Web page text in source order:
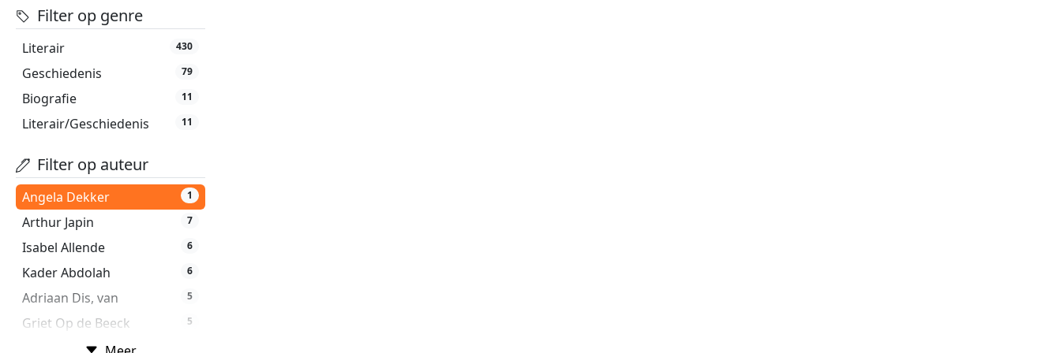
Filter op genre
Literair 430
Geschiedenis 79
Biografie 11
Literair/Geschiedenis 11
Filter op auteur
Arthur Japin 7
Isabel Allende 6
Kader Abdolah 6
Adriaan Dis, van 5
Griet Op de Beeck 5
Ian McEwan
Angela Dekker 1